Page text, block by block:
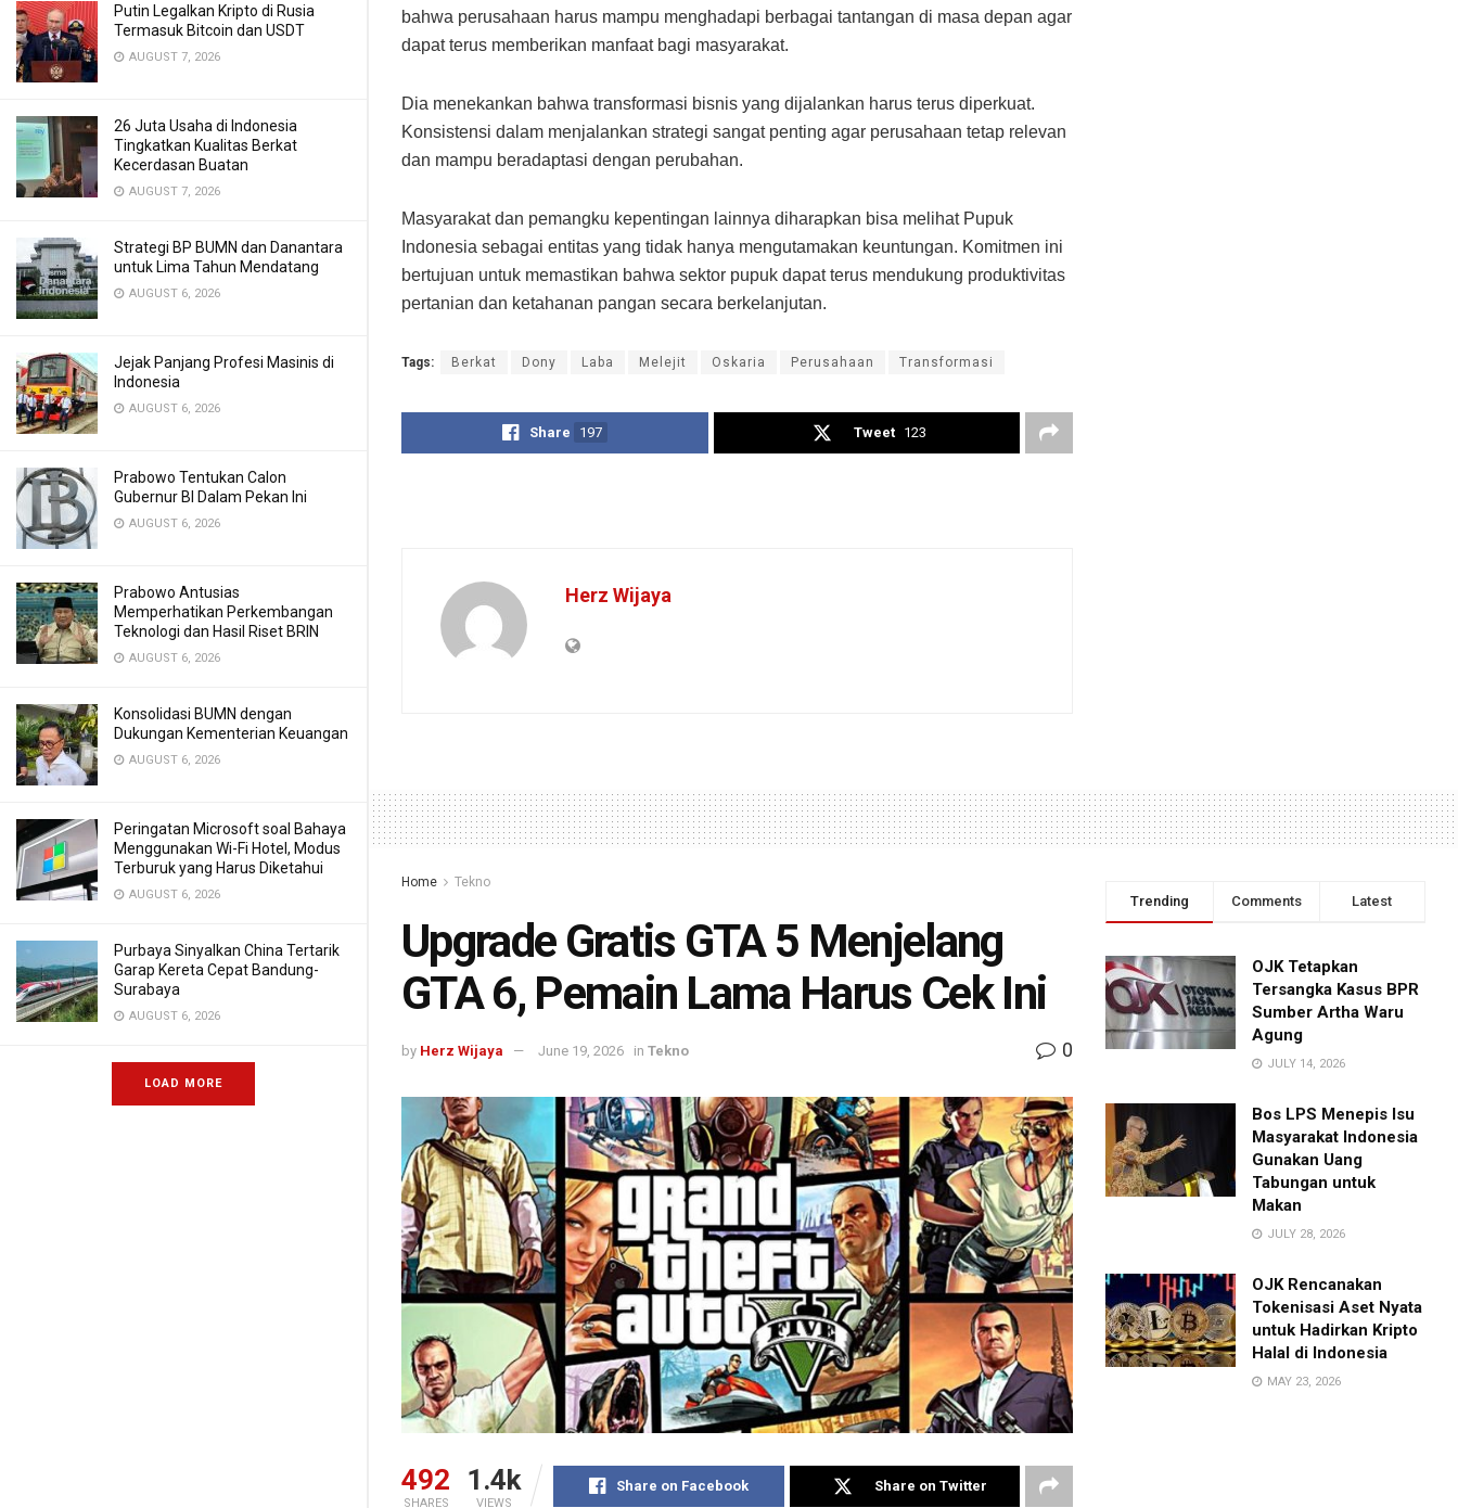
Putin Legalkan Kripto di Rusia
Termasuk Bitcoin dan USDT
AUGUST 7, 2026
26 Juta Usaha di Indonesia
Tingkatkan Kualitas Berkat
Kecerdasan Buatan
AUGUST 7, 2026
Strategi BP BUMN dan Danantara
untuk Lima Tahun Mendatang
AUGUST 6, 2026
Jejak Panjang Profesi Masinis di
Indonesia
AUGUST 6, 2026
Prabowo Tentukan Calon
Gubernur BI Dalam Pekan Ini
AUGUST 6, 2026
Prabowo Antusias
Memperhatikan Perkembangan
Teknologi dan Hasil Riset BRIN
AUGUST 6, 2026
Konsolidasi BUMN dengan
Dukungan Kementerian Keuangan
AUGUST 6, 2026
Peringatan Microsoft soal Bahaya
Menggunakan Wi-Fi Hotel, Modus
Terburuk yang Harus Diketahui
AUGUST 6, 2026
Purbaya Sinyalkan China Tertarik
Garap Kereta Cepat Bandung-
Surabaya
AUGUST 6, 2026
LOAD MORE
bahwa perusahaan harus mampu menghadapi berbagai tantangan di masa depan agar
dapat terus memberikan manfaat bagi masyarakat.
Dia menekankan bahwa transformasi bisnis yang dijalankan harus terus diperkuat.
Konsistensi dalam menjalankan strategi sangat penting agar perusahaan tetap relevan
dan mampu beradaptasi dengan perubahan.
Masyarakat dan pemangku kepentingan lainnya diharapkan bisa melihat Pupuk
Indonesia sebagai entitas yang tidak hanya mengutamakan keuntungan. Komitmen ini
bertujuan untuk memastikan bahwa sektor pupuk dapat terus mendukung produktivitas
pertanian dan ketahanan pangan secara berkelanjutan.
Tags: Berkat Dony Laba Melejit Oskaria Perusahaan Transformasi
Share 197 Tweet 123
Herz Wijaya
Home Tekno
Upgrade Gratis GTA 5 Menjelang
GTA 6, Pemain Lama Harus Cek Ini
by Herz Wijaya June 19, 2026 in Tekno 0
492
SHARES
1.4k
VIEWS
Share on Facebook Share on Twitter
Trending Comments Latest
OJK Tetapkan
Tersangka Kasus BPR
Sumber Artha Waru
Agung
JULY 14, 2026
Bos LPS Menepis Isu
Masyarakat Indonesia
Gunakan Uang
Tabungan untuk
Makan
JULY 28, 2026
OJK Rencanakan
Tokenisasi Aset Nyata
untuk Hadirkan Kripto
Halal di Indonesia
MAY 23, 2026